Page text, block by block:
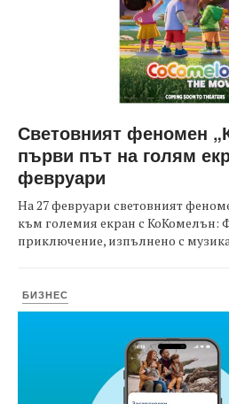
Световният феномен
първи път на голям
февруари
На 27 февруари световният
към големия екран с КоКомелън:
приключение, изпълнено с
БИЗНЕС